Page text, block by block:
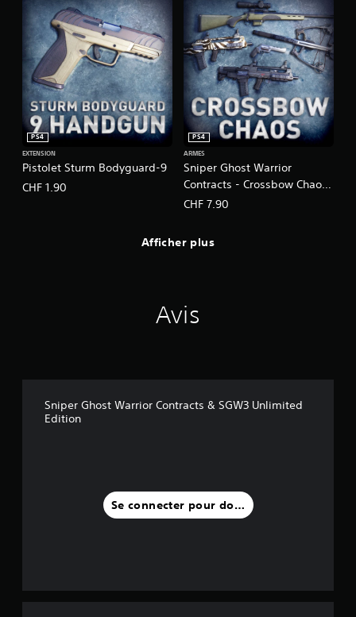
Pistolet Sturm Bodyguard-9
PS4
EXTENSION
CHF 1.90
Sniper Ghost Warrior
Contracts - Crossbow Chaos
Weapon Pack
PS4
ARMES
CHF 7.90
Afficher plus
Avis
Sniper Ghost Warrior Contracts & SGW3 Unlimited
Edition
Se connecter pour donner un avis